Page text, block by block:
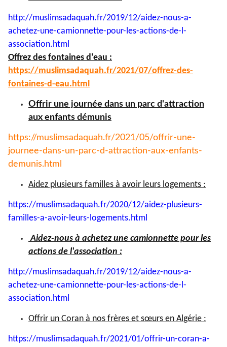
http://muslimsadaquah.fr/2019/12/aidez-nous-a-
achetez-une-camionnette-pour-les-actions-de-l-
association.html
Offrez des fontaines d'eau :
https://muslimsadaquah.fr/2021/07/offrez-des-
fontaines-d-eau.html
Offrir une journée dans un parc d'attraction
aux enfants démunis
https://muslimsadaquah.fr/2021/05/offrir-une-
journee-dans-un-parc-d-attraction-aux-enfants-
demunis.html
Aidez plusieurs familles à avoir leurs logements :
https://muslimsadaquah.fr/2020/12/aidez-plusieurs-
familles-a-avoir-leurs-logements.html
Aidez-nous à achetez une camionnette pour les
actions de l'association :
http://muslimsadaquah.fr/2019/12/aidez-nous-a-
achetez-une-camionnette-pour-les-actions-de-l-
association.html
Offrir un Coran à nos frères et sœurs en Algérie :
https://muslimsadaquah.fr/2021/01/offrir-un-coran-a-